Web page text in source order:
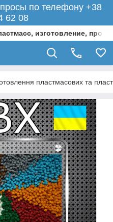
по телефону +38
62 08
изготовление,
пластмасових та